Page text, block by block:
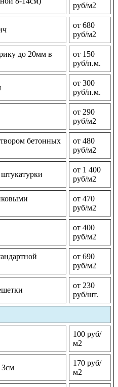
руб/м2
от 680
руб/м2
до 20мм в
от 150
руб/п.м.
от 300
руб/п.м.
от 290
руб/м2
бетонных
от 480
руб/м2
от 1 400
руб/м2
от 470
руб/м2
от 400
руб/м2
от 690
руб/м2
от 230
руб/шт.
100 руб/
м2
3см
170 руб/
м2